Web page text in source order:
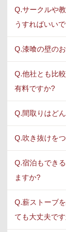
Q.サークルや
うすればいい
Q.漆喰の壁の
Q.他社とも比
有料ですか?
Q.間取りはど
Q.吹き抜けを
Q.宿泊もでき
ますか?
Q.薪ストーブ
ても大丈夫で